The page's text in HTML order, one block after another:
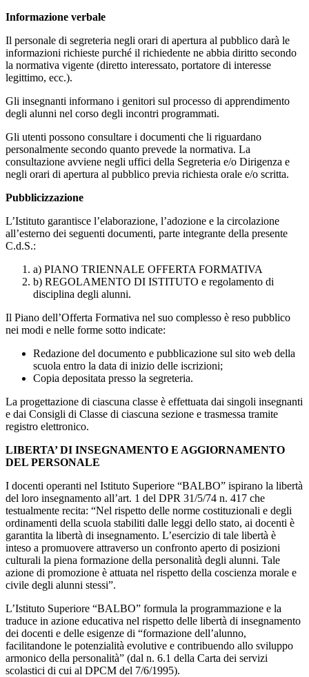
Informazione verbale
Il personale di segreteria negli orari di apertura al pubblico darà le
informazioni richieste purché il richiedente ne abbia diritto secondo
la normativa vigente (diretto interessato, portatore di interesse
legittimo, ecc.).
Gli insegnanti informano i genitori sul processo di apprendimento
degli alunni nel corso degli incontri programmati.
Gli utenti possono consultare i documenti che li riguardano
personalmente secondo quanto prevede la normativa. La
consultazione avviene negli uffici della Segreteria e/o Dirigenza e
negli orari di apertura al pubblico previa richiesta orale e/o scritta.
Pubblicizzazione
L’Istituto garantisce l’elaborazione, l’adozione e la circolazione
all’esterno dei seguenti documenti, parte integrante della presente
C.d.S.:
a) PIANO TRIENNALE OFFERTA FORMATIVA
b) REGOLAMENTO DI ISTITUTO e regolamento di
disciplina degli alunni.
Il Piano dell’Offerta Formativa nel suo complesso è reso pubblico
nei modi e nelle forme sotto indicate:
Redazione del documento e pubblicazione sul sito web della
scuola entro la data di inizio delle iscrizioni;
Copia depositata presso la segreteria.
La progettazione di ciascuna classe è effettuata dai singoli insegnanti
e dai Consigli di Classe di ciascuna sezione e trasmessa tramite
registro elettronico.
LIBERTA’ DI INSEGNAMENTO E AGGIORNAMENTO
DEL PERSONALE
I docenti operanti nel Istituto Superiore “BALBO” ispirano la libertà
del loro insegnamento all’art. 1 del DPR 31/5/74 n. 417 che
testualmente recita: “Nel rispetto delle norme costituzionali e degli
ordinamenti della scuola stabiliti dalle leggi dello stato, ai docenti è
garantita la libertà di insegnamento. L’esercizio di tale libertà è
inteso a promuovere attraverso un confronto aperto di posizioni
culturali la piena formazione della personalità degli alunni. Tale
azione di promozione è attuata nel rispetto della coscienza morale e
civile degli alunni stessi”.
L’Istituto Superiore “BALBO” formula la programmazione e la
traduce in azione educativa nel rispetto delle libertà di insegnamento
dei docenti e delle esigenze di “formazione dell’alunno,
facilitandone le potenzialità evolutive e contribuendo allo sviluppo
armonico della personalità” (dal n. 6.1 della Carta dei servizi
scolastici di cui al DPCM del 7/6/1995).